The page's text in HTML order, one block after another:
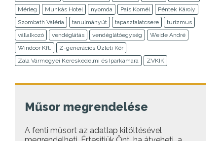
Mérleg
Munkás Hotel nyomda Pais Kornél
Péntek Károly
Szombath Valéria
tanulmányút tapasztalatcsere
turizmus
vállalkozó
vendéglátás vendéglátóegység
Weide André
Windoor Kft.
Z-generációs Üzleti Kör
Zala Vármegyei Kereskedelmi és Iparkamara
ZVKIK
Műsor megrendelése
A fenti műsort az adatlap kitöltésével